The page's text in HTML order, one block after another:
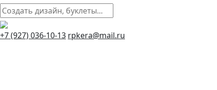
+7 (927) 036-10-13 rpkera@mail.ru